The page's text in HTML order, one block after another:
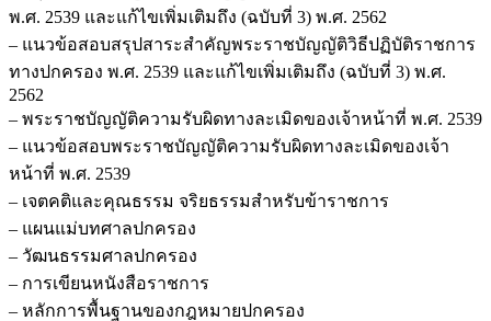
พ.ศ. 2539 และแก้ไขเพิ่มเติมถึง (ฉบับที่ 3) พ.ศ. 2562
– แนวข้อสอบสรุปสาระสำคัญพระราชบัญญัติวิธีปฏิบัติราชการ
ทางปกครอง พ.ศ. 2539 และแก้ไขเพิ่มเติมถึง (ฉบับที่ 3) พ.ศ.
2562
– พระราชบัญญัติความรับผิดทางละเมิดของเจ้าหน้าที่ พ.ศ. 2539
– แนวข้อสอบพระราชบัญญัติความรับผิดทางละเมิดของเจ้า
หน้าที่ พ.ศ. 2539
– เจตคติและคุณธรรม จริยธรรมสำหรับข้าราชการ
– แผนแม่บทศาลปกครอง
– วัฒนธรรมศาลปกครอง
– การเขียนหนังสือราชการ
– หลักการพื้นฐานของกฎหมายปกครอง